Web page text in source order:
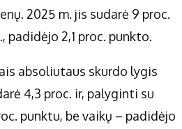
2025 m. jis sudarė 9 proc.
padidėjo 2,1 proc. punkto.
absoliutaus skurdo lygis
4,3 proc. ir, palyginti su
punktu, be vaikų – padidėjo